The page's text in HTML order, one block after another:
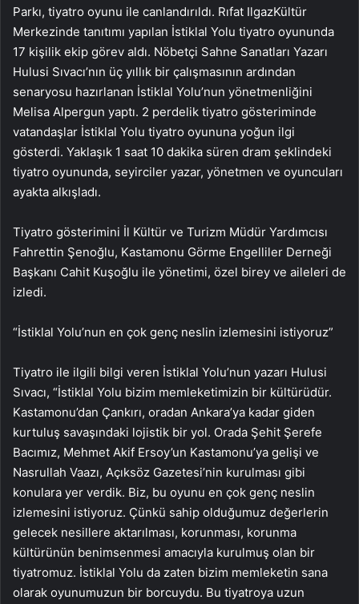
Parkı, tiyatro oyunu ile canlandırıldı. Rıfat IlgazKültür
Merkezinde tanıtımı yapılan İstiklal Yolu tiyatro oyununda
17 kişilik ekip görev aldı. Nöbetçi Sahne Sanatları Yazarı
Hulusi Sıvacı’nın üç yıllık bir çalışmasının ardından
senaryosu hazırlanan İstiklal Yolu’nun yönetmenliğini
Melisa Alpergun yaptı. 2 perdelik tiyatro gösteriminde
vatandaşlar İstiklal Yolu tiyatro oyununa yoğun ilgi
gösterdi. Yaklaşık 1 saat 10 dakika süren dram şeklindeki
tiyatro oyununda, seyirciler yazar, yönetmen ve oyuncuları
ayakta alkışladı.
Tiyatro gösterimini İl Kültür ve Turizm Müdür Yardımcısı
Fahrettin Şenoğlu, Kastamonu Görme Engelliler Derneği
Başkanı Cahit Kuşoğlu ile yönetimi, özel birey ve aileleri de
izledi.
“İstiklal Yolu’nun en çok genç neslin izlemesini istiyoruz”
Tiyatro ile ilgili bilgi veren İstiklal Yolu’nun yazarı Hulusi
Sıvacı, “İstiklal Yolu bizim memleketimizin bir kültürüdür.
Kastamonu’dan Çankırı, oradan Ankara’ya kadar giden
kurtuluş savaşındaki lojistik bir yol. Orada Şehit Şerefe
Bacımız, Mehmet Akif Ersoy’un Kastamonu’ya gelişi ve
Nasrullah Vaazı, Açıksöz Gazetesi’nin kurulması gibi
konulara yer verdik. Biz, bu oyunu en çok genç neslin
izlemesini istiyoruz. Çünkü sahip olduğumuz değerlerin
gelecek nesillere aktarılması, korunması, korunma
kültürünün benimsenmesi amacıyla kurulmuş olan bir
tiyatromuz. İstiklal Yolu da zaten bizim memleketin sana
olarak oyunumuzun bir borcuydu. Bu tiyatroya uzun